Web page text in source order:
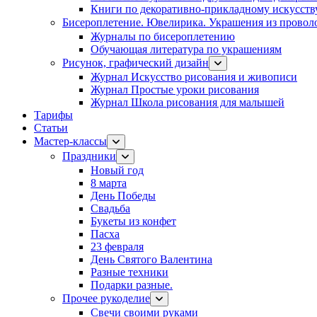
Книги по декоративно-прикладному
Бисероплетение. Ювелирика. Украшения из
Журналы по бисероплетению
Обучающая литература по украшениям
Рисунок, графический дизайн
Журнал Искусство рисования и живописи
Журнал Простые уроки рисования
Журнал Школа рисования для малышей
Тарифы
Статьи
Мастер-классы
Праздники
Новый год
8 марта
День Победы
Свадьба
Букеты из конфет
Пасха
23 февраля
День Святого Валентина
Разные техники
Подарки разные.
Прочее рукоделие
Свечи своими руками